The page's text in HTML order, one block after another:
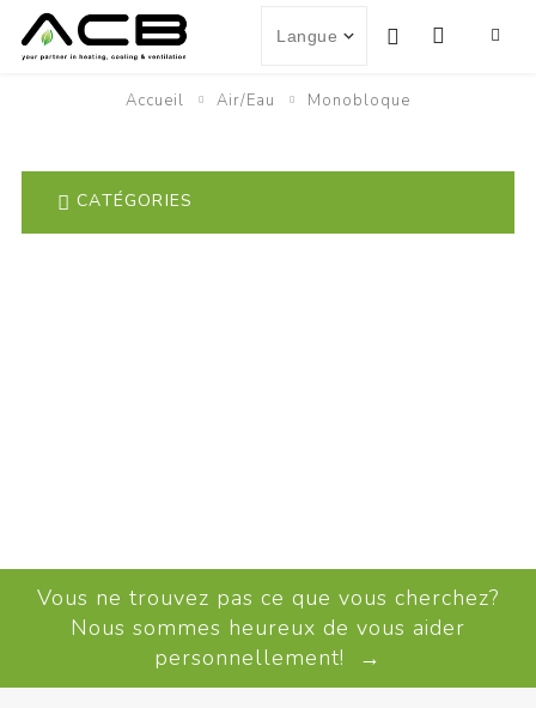
Accueil Air/Eau Monobloque
CATÉGORIES
Vous ne trouvez pas ce que vous cherchez?
Nous sommes heureux de vous aider
personnellement! →